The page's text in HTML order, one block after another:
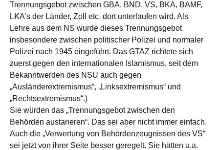
Trennungsgebot zwischen GBA, BND, VS, BKA, BAMF,
LKA’s der Länder, Zoll etc. dort unterlaufen wird. Als
Lehre aus dem NS wurde dieses Trennungsgebot
insbesondere zwischen politischer Polizei und normaler
Polizei nach 1945 eingeführt. Das GTAZ richtete sich
zuerst gegen den internationalen Islamismus, seit dem
Bekanntwerden des NSU auch gegen
„Ausländerextremismus“, „Linksextremismus“ und
„Rechtsextremismus“.)
Sie würden das „Trennungsgebot zwischen den
Behörden austarieren“. Das sei aber nicht immer einfach.
Auch die „Verwertung von Behördenzeugnissen des VS“
sei jetzt von ihrer Seite besser geregelt. Sie hätten u.a.